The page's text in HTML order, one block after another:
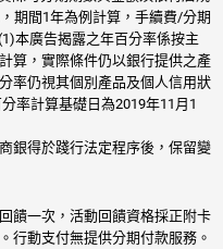
期間1年為例計算，手續費/分期
本廣告揭露之年百分率係按主
算，實際條件仍以銀行提供之產
率仍視其個別產品及個人信用狀
率計算基礎日為2019年11月1
銀得於踐行法定程序後，保留變
饋一次，活動回饋資格採正附卡
行動支付無提供分期付款服務。